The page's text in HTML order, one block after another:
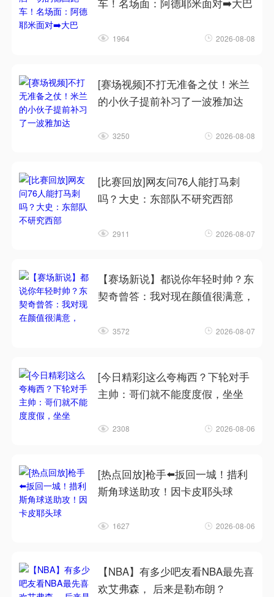
车！名场面：阿德耶米面对➡️大巴
1964 2026-08-08
[赛场视频]不打无准备之仗！米兰
的小伙子提前补习了一波雅加达
3250 2026-08-08
[比赛回放]网友问76人能打马刺
吗？大史：东部队不研究西部
2911 2026-08-07
【赛场新说】都说你年轻时帅？东
契奇曾答：我对现在颜值很满意，
3572 2026-08-07
[今日精彩]这么夸梅西？下轮对手
主帅：哥们就不能度度假，坐坐
2308 2026-08-06
[热点回放]枪手⬅️扳回一城！措利
斯角球送助攻！因卡皮耶头球
1627 2026-08-06
【NBA】有多少吧友看NBA最先喜
欢艾弗森， 后来是勒布朗？